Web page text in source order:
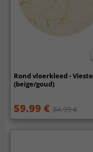
Rond vloerkleed - Vieste
(beige/goud)
59.99 € 84.99 €